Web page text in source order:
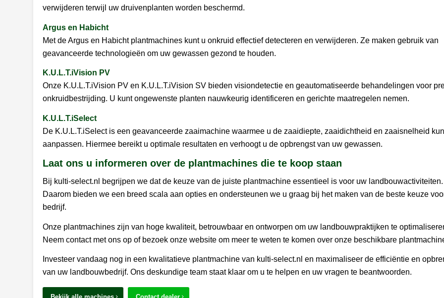
verwijderen terwijl uw druivenplanten worden beschermd.
Argus en Habicht
Met de Argus en Habicht plantmachines kunt u onkruid effectief detecteren en verwijderen. Ze maken gebruik van
geavanceerde technologieën om uw gewassen gezond te houden.
K.U.L.T.iVision PV
Onze K.U.L.T.iVision PV en K.U.L.T.iVision SV bieden visiondetectie en geautomatiseerde behandelingen voor
onkruidbestrijding. U kunt ongewenste planten nauwkeurig identificeren en gerichte maatregelen nemen.
K.U.L.T.iSelect
De K.U.L.T.iSelect is een geavanceerde zaaimachine waarmee u de zaaidiepte, zaaidichtheid en zaaisnelheid
aanpassen. Hiermee bereikt u optimale resultaten en verhoogt u de opbrengst van uw gewassen.
Laat ons u informeren over de plantmachines die te koop staan
Bij kulti-select.nl begrijpen we dat de keuze van de juiste plantmachine essentieel is voor uw landbouwactiviteiten.
Daarom bieden we een breed scala aan opties en ondersteunen we u graag bij het maken van de beste keuze
bedrijf.
Onze plantmachines zijn van hoge kwaliteit, betrouwbaar en ontworpen om uw landbouwpraktijken te
Neem contact met ons op of bezoek onze website om meer te weten te komen over onze beschikbare
Investeer vandaag nog in een kwalitatieve plantmachine van kulti-select.nl en maximaliseer de efficiëntie en
van uw landbouwbedrijf. Ons deskundige team staat klaar om u te helpen en uw vragen te beantwoorden.